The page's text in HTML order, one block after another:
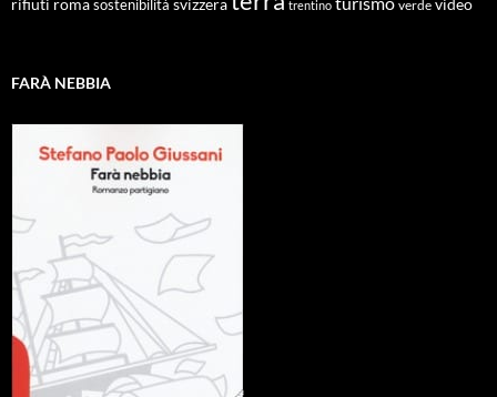
rifiuti roma sostenibilità svizzera trentino verde video
FARÀ NEBBIA